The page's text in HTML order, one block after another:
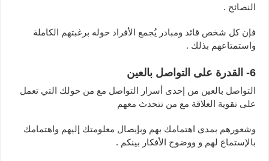
النصائح .
فإن كل شخص قائد ومبادر يُجمع الأفراد حوله برغبتهم الكاملة
واستمتاعهم بذلك .
6- القدرة على التواصل بالعين
التواصل بالعين من إحدى أسرار التواصل مع من حولك التي تعمل
على تقوية العلاقة مع من تتحدث معهم
وشعورهم بمدى اهتمامك بهم وبإيصال معلومتك إليهم واهتمامك
بالإستماع لهم و ووضوح الأفكار بينكم .